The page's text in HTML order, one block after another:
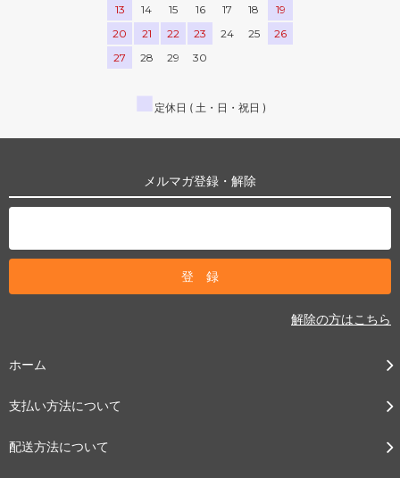
13
14 15 16 17 18
19
20
21 22 23 24 25
26
27
28 29 30
■ 定休日 ( 土・日・祝日 )
メルマガ登録・解除
解除の方はこちら
ホーム
支払い方法について
配送方法について